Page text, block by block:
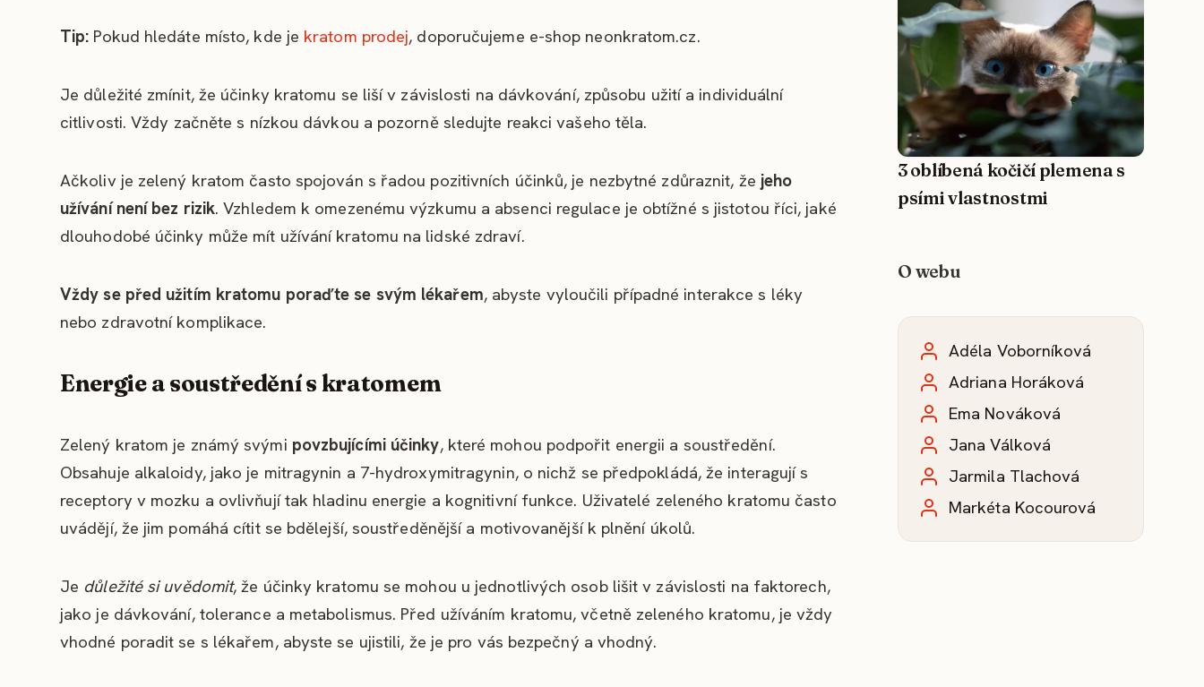
Tip: Pokud hledáte místo, kde je kratom prodej, doporučujeme e-shop neonkratom.cz.
Je důležité zmínit, že účinky kratomu se liší v závislosti na dávkování, způsobu užití a individuální
citlivosti. Vždy začněte s nízkou dávkou a pozorně sledujte reakci vašeho těla.
Ačkoliv je zelený kratom často spojován s řadou pozitivních účinků, je nezbytné zdůraznit, že jeho
užívání není bez rizik. Vzhledem k omezenému výzkumu a absenci regulace je obtížné s jistotou říci, jaké
dlouhodobé účinky může mít užívání kratomu na lidské zdraví.
Vždy se před užitím kratomu poraďte se svým lékařem, abyste vyloučili případné interakce s léky
nebo zdravotní komplikace.
Energie a soustředění s kratomem
Zelený kratom je známý svými povzbujícími účinky, které mohou podpořit energii a soustředění.
Obsahuje alkaloidy, jako je mitragynin a 7-hydroxymitragynin, o nichž se předpokládá, že interagují s
receptory v mozku a ovlivňují tak hladinu energie a kognitivní funkce. Uživatelé zeleného kratomu často
uvádějí, že jim pomáhá cítit se bdělejší, soustředěnější a motivovanější k plnění úkolů.
Je důležité si uvědomit, že účinky kratomu se mohou u jednotlivých osob lišit v závislosti na faktorech,
jako je dávkování, tolerance a metabolismus. Před užíváním kratomu, včetně zeleného kratomu, je vždy
vhodné poradit se s lékařem, abyste se ujistili, že je pro vás bezpečný a vhodný.
3 oblíbená kočičí plemena s
psími vlastnostmi
O webu
Adéla Voborníková
Adriana Horáková
Ema Nováková
Jana Válková
Jarmila Tlachová
Markéta Kocourová